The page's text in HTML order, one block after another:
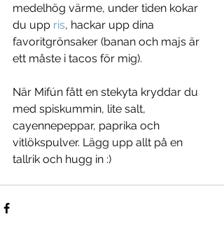
medelhög värme, under tiden kokar
du upp ris, hackar upp dina
favoritgrönsaker (banan och majs är
ett måste i tacos för mig).
När Mifún fått en stekyta kryddar du
med spiskummin, lite salt,
cayennepeppar, paprika och
vitlökspulver. Lägg upp allt på en
tallrik och hugg in :)